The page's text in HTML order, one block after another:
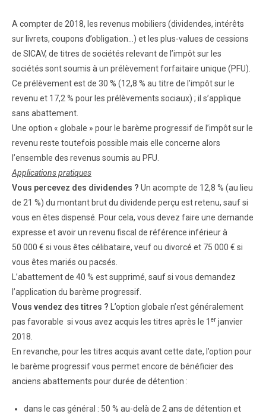
A compter de 2018, les revenus mobiliers (dividendes, intérêts
sur livrets, coupons d’obligation…) et les plus-values de cessions
de SICAV, de titres de sociétés relevant de l’impôt sur les
sociétés sont soumis à un prélèvement forfaitaire unique (PFU).
Ce prélèvement est de 30 % (12,8 % au titre de l’impôt sur le
revenu et 17,2 % pour les prélèvements sociaux) ; il s’applique
sans abattement.
Une option « globale » pour le barème progressif de l’impôt sur le
revenu reste toutefois possible mais elle concerne alors
l’ensemble des revenus soumis au PFU.
Applications pratiques
Vous percevez des dividendes ? Un acompte de 12,8 % (au lieu
de 21 %) du montant brut du dividende perçu est retenu, sauf si
vous en êtes dispensé. Pour cela, vous devez faire une demande
expresse et avoir un revenu fiscal de référence inférieur à
50 000 € si vous êtes célibataire, veuf ou divorcé et 75 000 € si
vous êtes mariés ou pacsés.
L’abattement de 40 % est supprimé, sauf si vous demandez
l’application du barème progressif.
Vous vendez des titres ? L’option globale n’est généralement
pas favorable si vous avez acquis les titres après le 1 er janvier
2018.
En revanche, pour les titres acquis avant cette date, l’option pour
le barème progressif vous permet encore de bénéficier des
anciens abattements pour durée de détention :
dans le cas général : 50 % au-delà de 2 ans de détention et